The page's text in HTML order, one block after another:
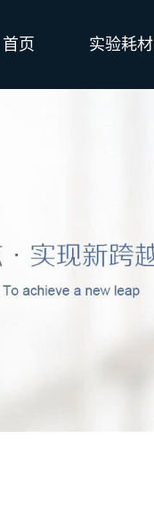
首页 实验耗材